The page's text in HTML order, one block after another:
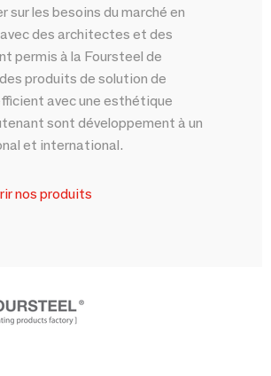
sur les besoins du marché en
des architectes et des
permis à la Foursteel de
produits de solution de
avec une esthétique
sont développement à un
et international.
nos produits